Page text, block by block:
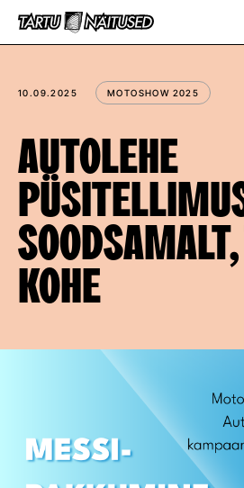
MESSIKALENDER
RENT
ETTEVÕTTEST
UUDISED
KONTAKT
10.09.2025 MOTOSHOW 2025
AUTOLEHE
KOHE